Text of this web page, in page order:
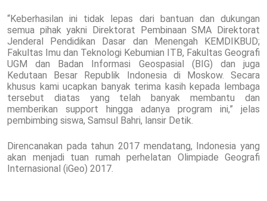
“Keberhasilan ini tidak lepas dari bantuan dan dukungan
semua pihak yakni Direktorat Pembinaan SMA Direktorat
Jenderal Pendidikan Dasar dan Menengah KEMDIKBUD;
Fakultas Imu dan Teknologi Kebumian ITB, Fakultas Geografi
UGM dan Badan Informasi Geospasial (BIG) dan juga
Kedutaan Besar Republik Indonesia di Moskow. Secara
khusus kami ucapkan banyak terima kasih kepada lembaga
tersebut diatas yang telah banyak membantu dan
memberikan support hingga adanya program ini,” jelas
pembimbing siswa, Samsul Bahri, lansir Detik.
Direncanakan pada tahun 2017 mendatang, Indonesia yang
akan menjadi tuan rumah perhelatan Olimpiade Geografi
Internasional (iGeo) 2017.